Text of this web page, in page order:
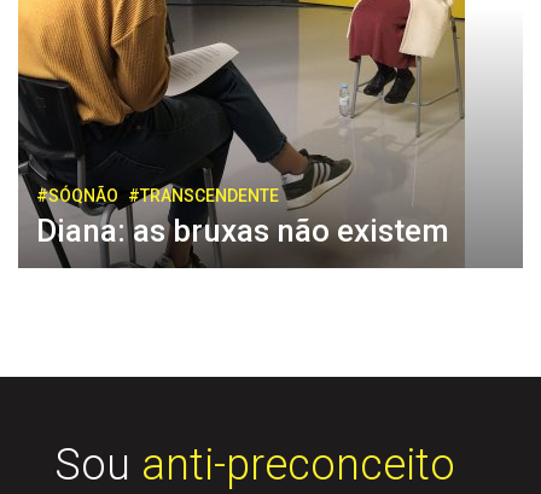
#SÓQNÃO #TRANSCENDENTE
Diana: as bruxas não existem
Sou anti-preconceito